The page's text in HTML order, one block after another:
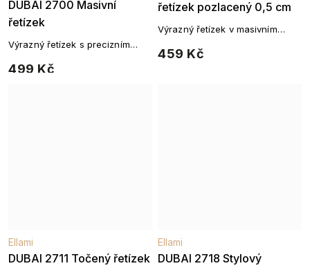
DUBAI 2700 Masivní
řetízek
499 Kč
Výrazný řetízek s precizním
řetízek pozlacený 0,5 cm
459 Kč
Výrazný řetízek v masivním
DUBAI 2711 Točený řetízek
Ellami
DUBAI 2718 Stylový
Ellami